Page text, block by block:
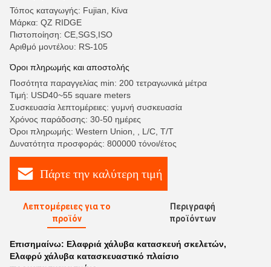
Τόπος καταγωγής: Fujian, Κίνα
Μάρκα: QZ RIDGE
Πιστοποίηση: CE,SGS,ISO
Αριθμό μοντέλου: RS-105
Όροι πληρωμής και αποστολής
Ποσότητα παραγγελίας min: 200 τετραγωνικά μέτρα
Τιμή: USD40~55 square meters
Συσκευασία λεπτομέρειες: γυμνή συσκευασία
Χρόνος παράδοσης: 30-50 ημέρες
Όροι πληρωμής: Western Union, , L/C, T/T
Δυνατότητα προσφοράς: 800000 τόνοι/έτος
Πάρτε την καλύτερη τιμή
Λεπτομέρειες για το
προϊόν
Περιγραφή
προϊόντων
Επισημαίνω: Ελαφριά χάλυβα κατασκευή σκελετών,
Ελαφρύ χάλυβα κατασκευαστικό πλαίσιο